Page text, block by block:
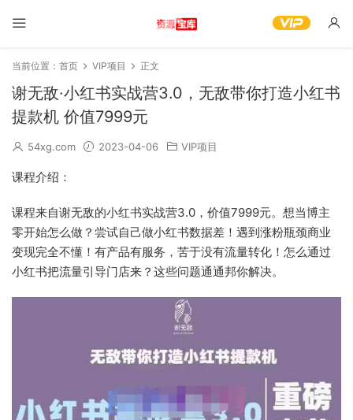
当前位置： 首页 VIP项目 正文
谢无敌·小红书实战营3.0，无敌带你打造小红书
提款机 价值7999元
54xg.com 2023-04-06 VIP项目
课程介绍：
课程来自谢无敌的小红书实战营3.0，价值7999元。想当博主
零开始怎么做？尝试自己做小红书数据差！遇到涨粉瓶颈商业
变现完全不懂！有产品有服务，苦于没有流量转化！怎么通过
小红书把流量引导门店来？这些问题通通邦你解决。